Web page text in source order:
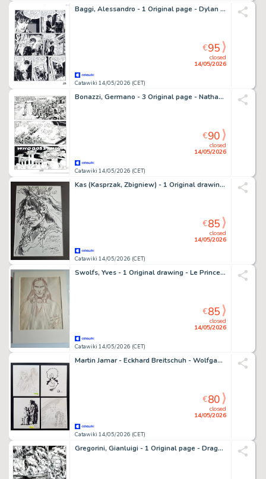
Baggi, Alessandro - 1 Original page - Dylan Dog
Catawiki 14/05/2026 (CET)
closed
14/05/2026
€95
Bonazzi, Germano - 3 Original page - Nathan Never Gigante #5 - "Nemo" - 2000
Catawiki 14/05/2026 (CET)
closed
14/05/2026
€90
Kas (Kasprzak, Zbigniew) - 1 Original drawing - Les Voyageurs - 1997
Catawiki 14/05/2026 (CET)
closed
14/05/2026
€85
Swolfs, Yves - 1 Original drawing - Le Prince de la nuit - 1997
Catawiki 14/05/2026 (CET)
closed
14/05/2026
€85
Martin Jamar - Eckhard Breitschuh - Wolfgang Keller - Dinter - 4 Original drawing - Illustrationen deutscher Comiczeichner
Catawiki 14/05/2026 (CET)
closed
14/05/2026
€80
Gregorini, Gianluigi - 1 Original page - Dragonero #52 - "Silenzio bianco" - 2017